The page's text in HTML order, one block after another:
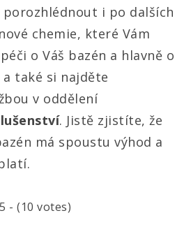
porozhlédnout i po dalších
chemie, které Vám
o Váš bazén a hlavně o
také si najděte
v oddělení
. Jistě zjistíte, že
má spoustu výhod a
- (10 votes)